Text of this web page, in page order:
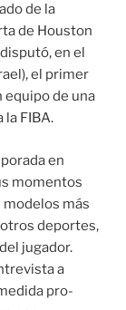
de la
de Houston
en el
el primer
de una
la FIBA.
en
momentos
más
deportes,
jugador.
a
pro-